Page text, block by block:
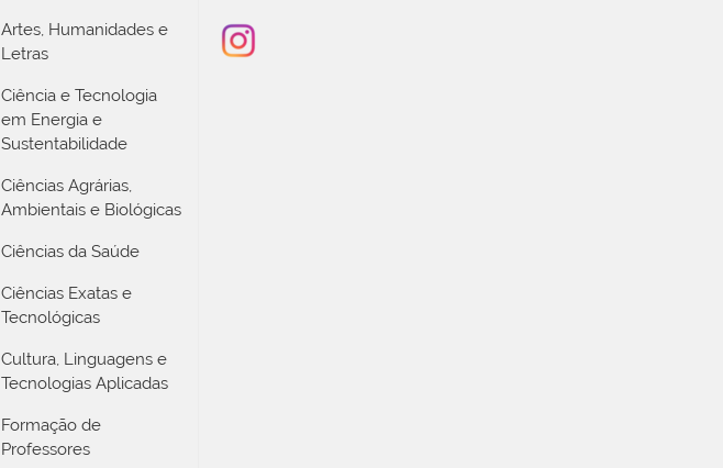
Artes, Humanidades e
Letras
Ciência e Tecnologia
em Energia e
Sustentabilidade
Ciências Agrárias,
Ambientais e Biológicas
Ciências da Saúde
Ciências Exatas e
Tecnológicas
Cultura, Linguagens e
Tecnologias Aplicadas
Formação de
Professores